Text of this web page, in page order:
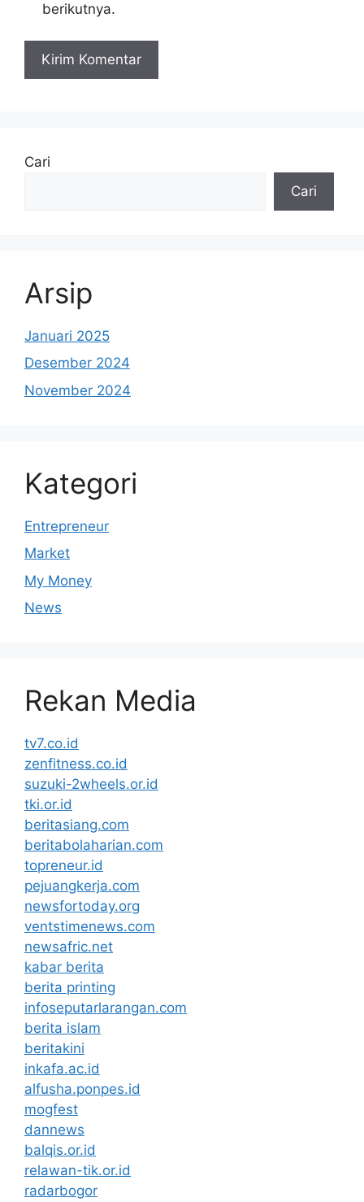
berikutnya.
Cari
Cari
Arsip
Januari 2025
Desember 2024
November 2024
Kategori
Entrepreneur
Market
My Money
News
Rekan Media
tv7.co.id
zenfitness.co.id
suzuki-2wheels.or.id
tki.or.id
beritasiang.com
beritabolaharian.com
topreneur.id
pejuangkerja.com
newsfortoday.org
ventstimenews.com
newsafric.net
kabar berita
berita printing
infoseputarlarangan.com
berita islam
beritakini
inkafa.ac.id
alfusha.ponpes.id
mogfest
dannews
balqis.or.id
relawan-tik.or.id
radarbogor